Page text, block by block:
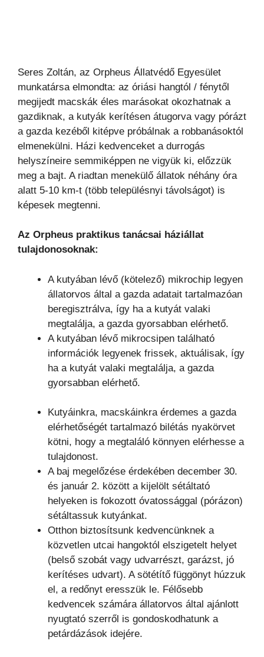
Seres Zoltán, az Orpheus Állatvédő Egyesület
munkatársa elmondta: az óriási hangtól / fénytől
megijedt macskák éles marásokat okozhatnak a
gazdiknak, a kutyák kerítésen átugorva vagy pórázt
a gazda kezéből kitépve próbálnak a robbanásoktól
elmenekülni. Házi kedvenceket a durrogás
helyszíneire semmiképpen ne vigyük ki, előzzük
meg a bajt. A riadtan menekülő állatok néhány óra
alatt 5-10 km-t (több településnyi távolságot) is
képesek megtenni.
Az Orpheus praktikus tanácsai háziállat
tulajdonosoknak:
A kutyában lévő (kötelező) mikrochip legyen
állatorvos által a gazda adatait tartalmazóan
beregisztrálva, így ha a kutyát valaki
megtalálja, a gazda gyorsabban elérhető.
A kutyában lévő mikrocsipen található
információk legyenek frissek, aktuálisak, így
ha a kutyát valaki megtalálja, a gazda
gyorsabban elérhető.
Kutyáinkra, macskáinkra érdemes a gazda
elérhetőségét tartalmazó bilétás nyakörvet
kötni, hogy a megtaláló könnyen elérhesse a
tulajdonost.
A baj megelőzése érdekében december 30.
és január 2. között a kijelölt sétáltató
helyeken is fokozott óvatossággal (pórázon)
sétáltassuk kutyánkat.
Otthon biztosítsunk kedvencünknek a
közvetlen utcai hangoktól elszigetelt helyet
(belső szobát vagy udvarrészt, garázst, jó
kerítéses udvart). A sötétítő függönyt húzzuk
el, a redőnyt eresszük le. Félősebb
kedvencek számára állatorvos által ajánlott
nyugtató szerről is gondoskodhatunk a
petárdázások idejére.